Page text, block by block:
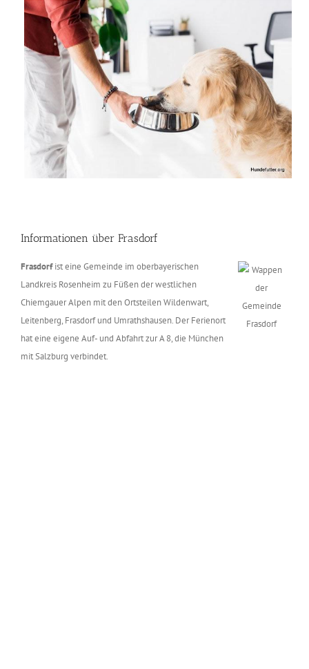
Informationen über Frasdorf
Frasdorfist eine Gemeinde im oberbayerischen
Landkreis Rosenheim zu Füßen der westlichen
Chiemgauer Alpen mit den Ortsteilen Wildenwart,
Leitenberg, Frasdorf und Umrathshausen. Der Ferienort
hat eine eigene Auf- und Abfahrt zur A 8, die München
mit Salzburg verbindet.